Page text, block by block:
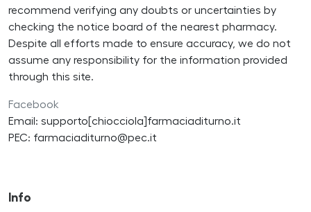
recommend verifying any doubts or uncertainties by
checking the notice board of the nearest pharmacy.
Despite all efforts made to ensure accuracy, we do not
assume any responsibility for the information provided
through this site.
Facebook
Email: supporto[chiocciola]farmaciaditurno.it
PEC: farmaciaditurno@pec.it
Info